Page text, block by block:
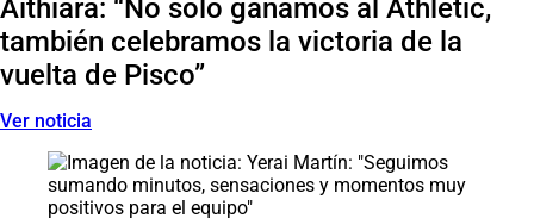
Aithiara: “No solo ganamos al Athletic,
también celebramos la victoria de la
vuelta de Pisco”
Ver noticia